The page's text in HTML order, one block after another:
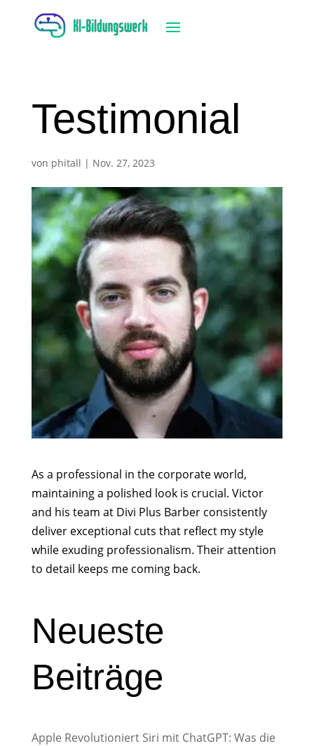
Testimonial
von phitall | Nov. 27, 2023
As a professional in the corporate world,
maintaining a polished look is crucial. Victor
and his team at Divi Plus Barber consistently
deliver exceptional cuts that reflect my style
while exuding professionalism. Their attention
to detail keeps me coming back.
Neueste
Beiträge
Apple Revolutioniert Siri mit ChatGPT: Was die